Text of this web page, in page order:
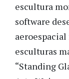
escultura
software
aeroespacial
esculturas
“Standing